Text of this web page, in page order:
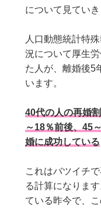
について見ていき
人口動態統計特
況について厚生
た人が、離婚後5
います。
40代の人の再婚
～18％前後、45
婚に成功している
これはバツイチ
る計算になりま
ている昨今で、